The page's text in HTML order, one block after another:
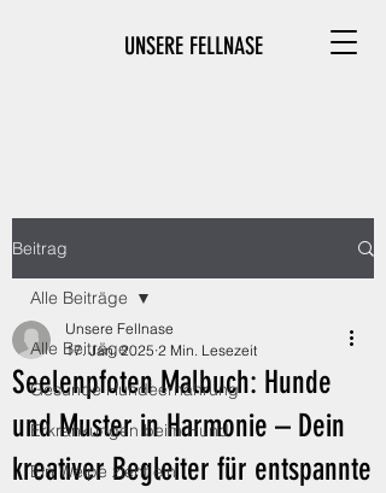
UNSERE FELLNASE
Beitrag
Alle Beiträge
Gesunde Hundeernährung
Erkrankungen beim Hund
Ein Welpe zieht ein
Alle Beiträge
Seelenpfoten Malbuch: Hunde
und Muster in Harmonie – Dein
kreativer Begleiter für entspannte
Unsere Fellnase
17. Jan. 2025 2 Min. Lesezeit